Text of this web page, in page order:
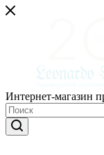
Интернет-магазин